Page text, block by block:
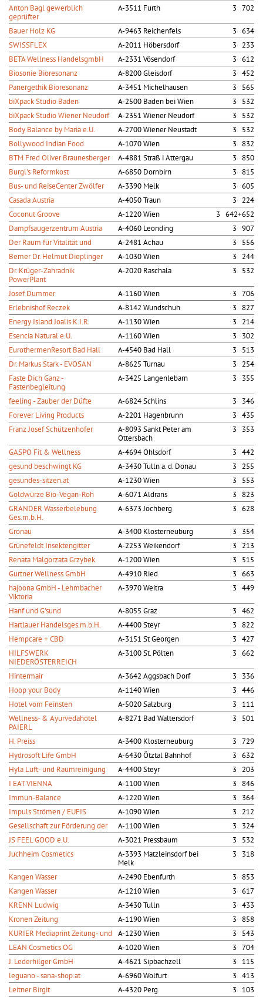
Anton Bagl gewerblich
geprüfter
A-3511 Furth 3 702
Bauer Holz KG A-9463 Reichenfels
3 634
SWISSFLEX
A-2011 Höbersdorf
3 233
BETA Wellness HandelsgmbH
A-2331 Vösendorf
3 612
Biosonie Bioresonanz
A-8200 Gleisdorf
3 452
Panergethik Bioresonanz
A-3451 Michelhausen
3 565
biXpack Studio Baden
A-2500 Baden bei Wien
3 532
biXpack Studio Wiener Neudorf
A-2351 Wiener Neudorf
3 532
Body Balance by Maria e.U.
A-2700 Wiener Neustadt
3 532
Bollywood Indian Food
A-1070 Wien
3 832
BTM Fred Oliver Braunesberger
A-4881 Straß i Attergau
3 850
Burgl's Reformkost
A-6850 Dornbirn
3 815
Bus- und ReiseCenter Zwölfer
A-3390 Melk
3 605
Casada Austria
A-4050 Traun
3 224
Coconut Groove
A-1220 Wien
3 642+652
Dampfsaugerzentrum Austria
A-4060 Leonding
3 907
Der Raum für Vitalität und
A-2481 Achau
3 556
Bemer Dr. Helmut Dieplinger
A-1030 Wien
3 244
Dr. Krüger-Zahradnik
PowerPlant
A-2020 Raschala 3 532
Josef Dummer A-1160 Wien
3 706
Erlebnishof Reczek
A-8142 Wundschuh
3 827
Energy Island Joalis K.I.R.
A-1130 Wien
3 214
Esencia Natural e.U.
A-1160 Wien
3 302
EurothermenResort Bad Hall
A-4540 Bad Hall
3 513
Dr. Markus Stark - EVOSAN
A-8625 Turnau
3 254
Faste Dich Ganz -
Fastenbegleitung
A-3425 Langenlebarn 3 355
feeling - Zauber der Düfte A-6824 Schlins
3 346
Forever Living Products
A-2201 Hagenbrunn
3 435
Franz Josef Schützenhofer
A-8093 Sankt Peter am
Ottersbach
3 353
GASPO Fit & Wellness A-4694 Ohlsdorf
3 442
gesund beschwingt KG
A-3430 Tulln a. d. Donau
3 255
gesundes-sitzen.at
A-1230 Wien
3 553
Goldwürze Bio-Vegan-Roh
A-6071 Aldrans
3 823
GRANDER Wasserbelebung
Ges.m.b.H.
A-6373 Jochberg 3 628
Gronau A-3400 Klosterneuburg
3 354
Grünefeldt Insektengitter
A-2253 Weikendorf
3 213
Renata Malgorzata Grzybek
A-1200 Wien
3 515
Gurtner Wellness GmbH
A-4910 Ried
3 663
hajoona GmbH - Lehmbacher
Viktoria
A-3970 Weitra 3 449
Hanf und G'sund A-8055 Graz
3 462
Hartlauer Handelsges.m.b.H.
A-4400 Steyr
3 822
Hempcare + CBD
A-3151 St Georgen
3 427
HILFSWERK
NIEDERÖSTERREICH
A-3100 St. Pölten 3 662
Hintermair A-3642 Aggsbach Dorf
3 336
Hoop your Body
A-1140 Wien
3 446
Hotel vom Feinsten
A-5020 Salzburg
3 111
Wellness- & Ayurvedahotel
PAIERL
A-8271 Bad Waltersdorf 3 501
H. Preiss A-3400 Klosterneuburg
3 729
Hydrosoft Life GmbH
A-6430 Ötztal Bahnhof
3 632
Hyla Luft- und Raumreinigung
A-4400 Steyr
3 203
I EAT VIENNA
A-1100 Wien
3 846
Immun-Balance
A-1220 Wien
3 364
Impuls Strömen / EUFIS
A-1090 Wien
3 212
Gesellschaft zur Förderung der
A-1100 Wien
3 324
JS FEEL GOOD e.U.
A-3021 Pressbaum
3 532
Juchheim Cosmetics
A-3393 Matzleinsdorf bei
Melk
3 318
Kangen Wasser A-2490 Ebenfurth
3 853
Kangen Wasser
A-1210 Wien
3 617
KRENN Ludwig
A-3430 Tulln
3 433
Kronen Zeitung
A-1190 Wien
3 858
KURIER Mediaprint Zeitung- und
A-1230 Wien
3 543
LEAN Cosmetics OG
A-1020 Wien
3 704
J. Lederhilger GmbH
A-4621 Sipbachzell
3 115
leguano - sana-shop.at
A-6960 Wolfurt
3 413
Leitner Birgit
A-4320 Perg 3 103